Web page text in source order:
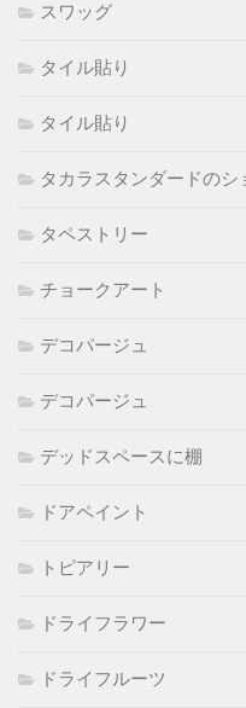
スワッグ
タイル貼り
タイル貼り
タカラスタンダードのシ
タペストリー
チョークアート
デコパージュ
デコパージュ
デッドスペースに棚
ドアペイント
トピアリー
ドライフラワー
ドライフルーツ